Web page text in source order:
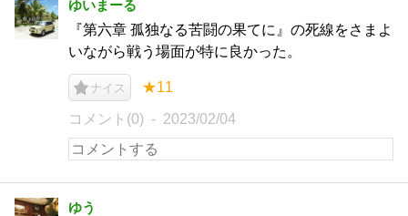
ゆいまーる
『第六章 孤独なる苦闘の果てに』の死線をさまよ
いながら戦う場面が特に良かった。
ナイス ★11
コメント(0) 2023/02/04
ゆう